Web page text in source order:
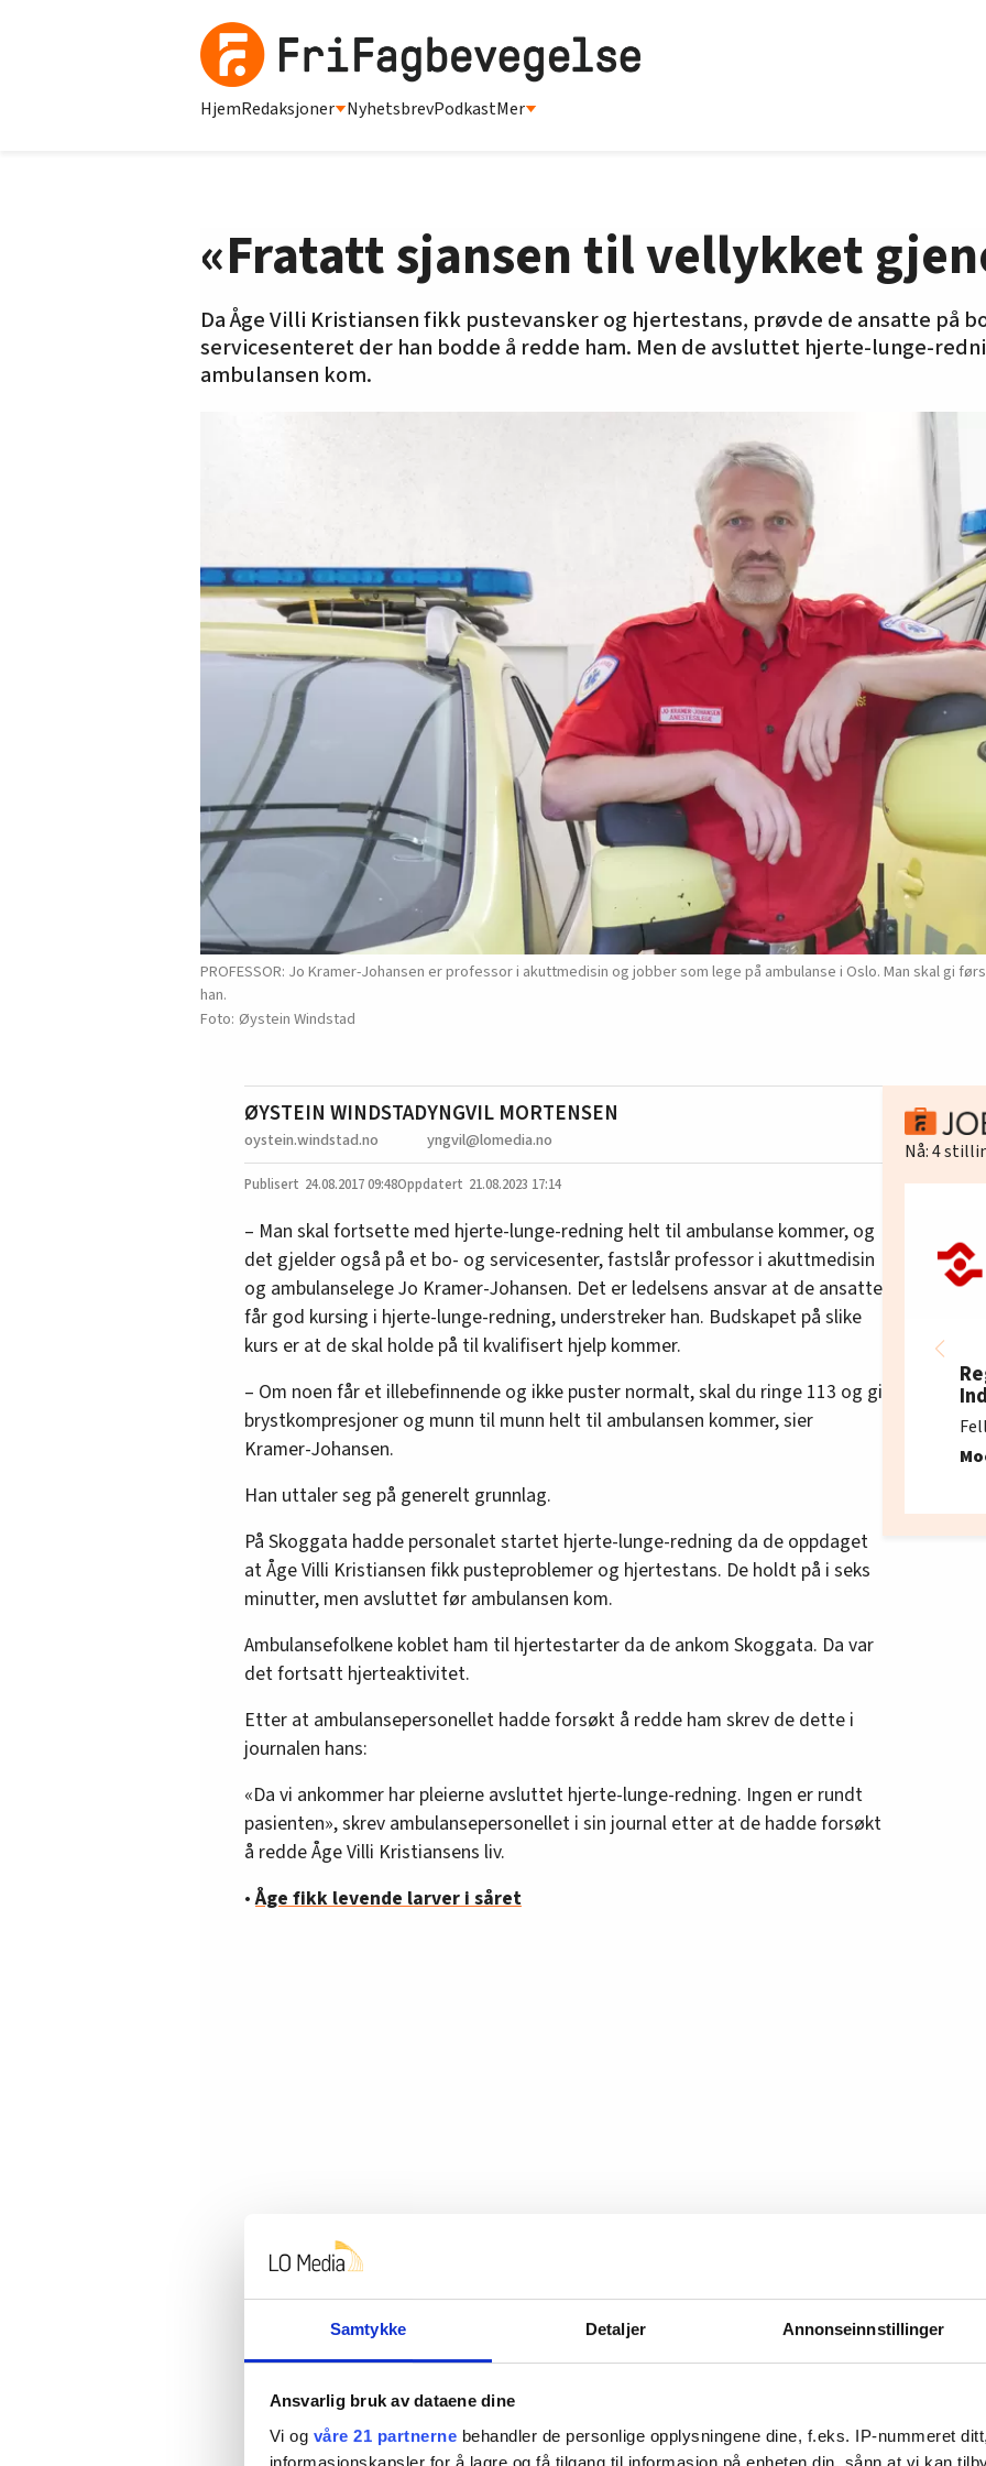
Samtykke Detaljer Annonseinnstillinger
Ansvarlig bruk av dataene dine
Vi og våre 21 partnerne behandler de personlige opplysningene dine, f.eks. IP-nummeret
informasjonskapsler for å lagre og få tilgang til informasjon på enheten din, sånn at vi kan
HjemRedaksjoner NyhetsbrevPodkastMer
«Fratatt sjansen til vellykket
Da Åge Villi Kristiansen fikk pustevansker og hjertestans, prøvde de ansatte på
servicesenteret der han bodde å redde ham. Men de avsluttet hjerte-lunge-
ambulansen kom.
PROFESSOR: Jo Kramer-Johansen er professor i akuttmedisin og jobber som lege på ambulanse i Oslo. Man skal gi
han.
Øystein Windstad
ØYSTEIN WINDSTAD
oystein.windstad.no
YNGVIL MORTENSEN
yngvil@lomedia.no
24.08.201709:48 21.08.2023 17:14
– Man skal fortsette med hjerte-lunge-redning helt til ambulanse kommer, og
det gjelder også på et bo- og servicesenter, fastslår professor i akuttmedisin
og ambulanselege Jo Kramer-Johansen. Det er ledelsens ansvar at de ansatte
får god kursing i hjerte-lunge-redning, understreker han. Budskapet på slike
kurs er at de skal holde på til kvalifisert hjelp kommer.
– Om noen får et illebefinnende og ikke puster normalt, skal du ringe 113 og gi
brystkompresjoner og munn til munn helt til ambulansen kommer, sier
Kramer-Johansen.
Han uttaler seg på generelt grunnlag.
På Skoggata hadde personalet startet hjerte-lunge-redning da de oppdaget
at Åge Villi Kristiansen fikk pusteproblemer og hjertestans. De holdt på i seks
minutter, men avsluttet før ambulansen kom.
Ambulansefolkene koblet ham til hjertestarter da de ankom Skoggata. Da var
det fortsatt hjerteaktivitet.
Etter at ambulansepersonellet hadde forsøkt å redde ham skrev de dette i
journalen hans:
«Da vi ankommer har pleierne avsluttet hjerte-lunge-redning. Ingen er rundt
pasienten», skrev ambulansepersonellet i sin journal etter at de hadde forsøkt
å redde Åge Villi Kristiansens liv.
•Åge fikk levende larver i såret
AVVIK: Åge Villi Kristiansen ble «fratatt sjansen til god vellykket gjenopplivning», skrev
Nå:4